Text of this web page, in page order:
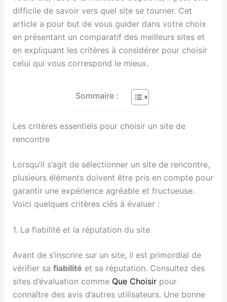
difficile de savoir vers quel site se tourner. Cet
article a pour but de vous guider dans votre choix
en présentant un comparatif des meilleurs sites et
en expliquant les critères à considérer pour choisir
celui qui vous correspond le mieux.
Sommaire :
Les critères essentiels pour choisir un site de
rencontre
Lorsqu’il s’agit de sélectionner un site de rencontre,
plusieurs éléments doivent être pris en compte pour
garantir une expérience agréable et fructueuse.
Voici quelques critères clés à évaluer :
1. La fiabilité et la réputation du site
Avant de s’inscrire sur un site, il est primordial de
vérifier sa fiabilité et sa réputation. Consultez des
sites d’évaluation comme Que Choisirpour
connaître des avis d’autres utilisateurs. Une bonne